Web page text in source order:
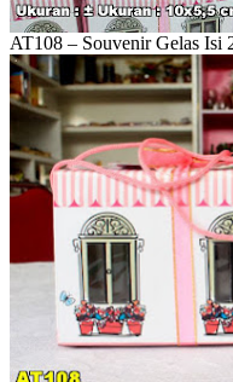
AT108 – Souvenir Gelas Isi